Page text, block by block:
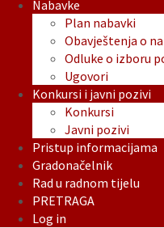
Nabavke
Plan nabavki
Obavještenja o
Odluke o izboru
Ugovori
Konkursi i javni pozivi
Konkursi
Javni pozivi
Pristup informacijama
Gradonačelnik
Rad u radnom tijelu
PRETRAGA
Log in